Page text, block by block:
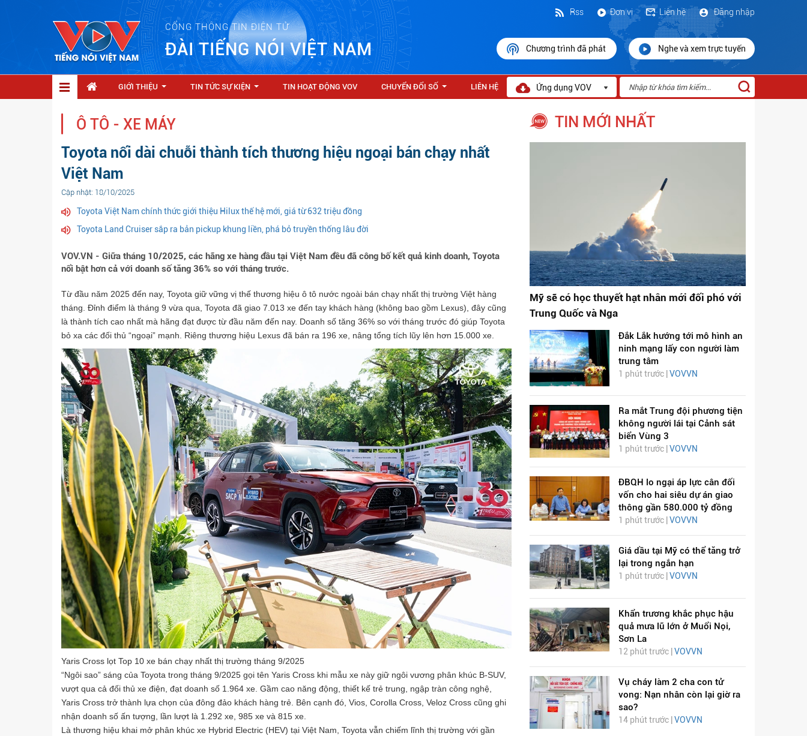
CỔNG THÔNG TIN ĐIỆN TỬ
ĐÀI TIẾNG NÓI VIỆT NAM
Đăng nhập
Liên hệ
Đơn vị
Rss
Chương trình đã phát Nghe và xem trực tuyến
GIỚI THIỆU TIN TỨC SỰ KIỆN TIN HOẠT ĐỘNG VOV CHUYỂN ĐỔI SỐ LIÊN HỆ Ứng dụng VOV
Ô TÔ - XE MÁY
Toyota nối dài chuỗi thành tích thương hiệu ngoại bán chạy nhất
Việt Nam
Cập nhật: 18/10/2025
Toyota Việt Nam chính thức giới thiệu Hilux thế hệ mới, giá từ 632 triệu đồng
Toyota Land Cruiser sắp ra bản pickup khung liền, phá bỏ truyền thống lâu đời
VOV.VN - Giữa tháng 10/2025, các hãng xe hàng đầu tại Việt Nam đều đã công bố kết quả kinh doanh, Toyota
nổi bật hơn cả với doanh số tăng 36% so với tháng trước.
Từ đầu năm 2025 đến nay, Toyota giữ vững vị thế thương hiệu ô tô nước ngoài bán chạy nhất thị trường Việt hàng
tháng. Đỉnh điểm là tháng 9 vừa qua, Toyota đã giao 7.013 xe đến tay khách hàng (không bao gồm Lexus), đây cũng
là thành tích cao nhất mà hãng đạt được từ đầu năm đến nay. Doanh số tăng 36% so với tháng trước đó giúp Toyota
bỏ xa các đối thủ “ngoại” mạnh. Riêng thương hiệu Lexus đã bán ra 196 xe, nâng tổng tích lũy lên hơn 15.000 xe.
Yaris Cross lọt Top 10 xe bán chạy nhất thị trường tháng 9/2025
“Ngôi sao” sáng của Toyota trong tháng 9/2025 gọi tên Yaris Cross khi mẫu xe này giữ ngôi vương phân khúc B-SUV,
vượt qua cả đối thủ xe điện, đạt doanh số 1.964 xe. Gầm cao năng động, thiết kế trẻ trung, ngập tràn công nghệ,
Yaris Cross trở thành lựa chọn của đông đảo khách hàng trẻ. Bên cạnh đó, Vios, Corolla Cross, Veloz Cross cũng ghi
nhận doanh số ấn tượng, lần lượt là 1.292 xe, 985 xe và 815 xe.
Là thương hiệu khai mở phân khúc xe Hybrid Electric (HEV) tại Việt Nam, Toyota vẫn chiếm lĩnh thị trường với gần
TIN MỚI NHẤT
Mỹ sẽ có học thuyết hạt nhân mới đối phó với
Trung Quốc và Nga
Đắk Lắk hướng tới mô hình an
ninh mạng lấy con người làm
trung tâm
1 phút trước | VOVVN
Ra mắt Trung đội phương tiện
không người lái tại Cảnh sát
biển Vùng 3
1 phút trước | VOVVN
ĐBQH lo ngại áp lực cân đối
vốn cho hai siêu dự án giao
thông gần 580.000 tỷ đồng
1 phút trước | VOVVN
Giá dầu tại Mỹ có thể tăng trở
lại trong ngắn hạn
1 phút trước | VOVVN
Khẩn trương khắc phục hậu
quả mưa lũ lớn ở Muổi Nọi,
Sơn La
12 phút trước | VOVVN
Vụ cháy làm 2 cha con tử
vong: Nạn nhân còn lại giờ ra
sao?
14 phút trước | VOVVN